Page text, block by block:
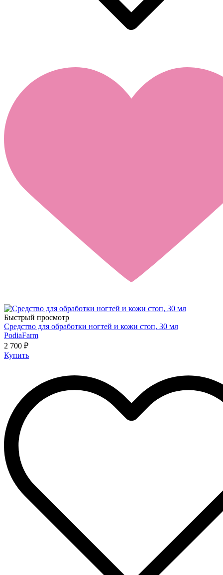
Быстрый просмотр
Средство для обработки ногтей и кожи стоп, 30 мл
PodiaFarm
2 700 ₽
Купить